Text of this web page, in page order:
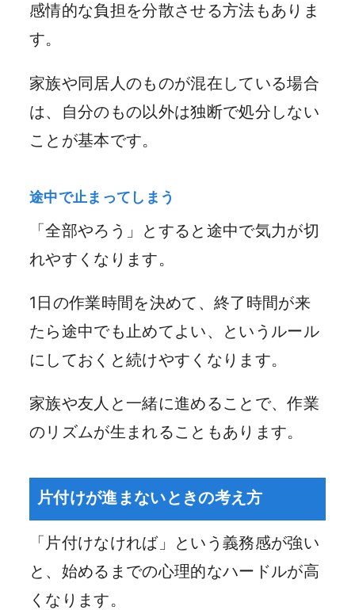
感情的な負担を分散させる方法もありま
す。
家族や同居人のものが混在している場合
は、自分のもの以外は独断で処分しない
ことが基本です。
途中で止まってしまう
「全部やろう」とすると途中で気力が切
れやすくなります。
1日の作業時間を決めて、終了時間が来
たら途中でも止めてよい、というルール
にしておくと続けやすくなります。
家族や友人と一緒に進めることで、作業
のリズムが生まれることもあります。
片付けが進まないときの考え方
「片付けなければ」という義務感が強い
と、始めるまでの心理的なハードルが高
くなります。